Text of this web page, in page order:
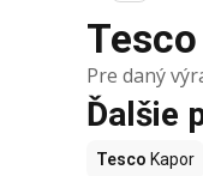
Pre daný
Ďalšie
Tesco Kapor